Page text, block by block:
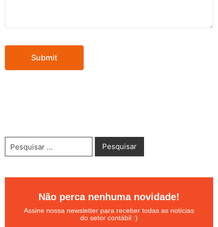
Não perca nenhuma novidade!
Assine nossa newsletter para receber todas as notícias
do setor contábil :)